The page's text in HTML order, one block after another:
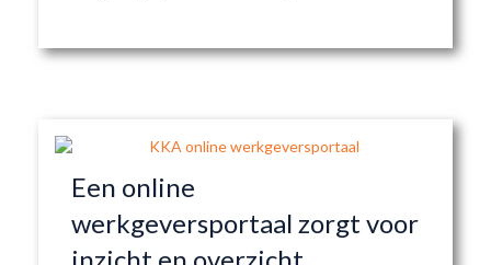
Een online
werkgeversportaal zorgt voor